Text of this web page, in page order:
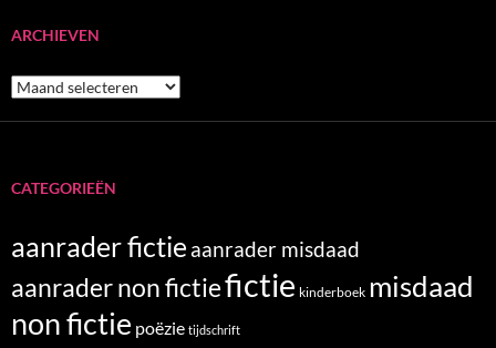
ARCHIEVEN
Archieven
CATEGORIEËN
aanrader fictie aanrader misdaad
aanrader non fictiefictie kinderboek misdaad
non fictie poëzie tijdschrift